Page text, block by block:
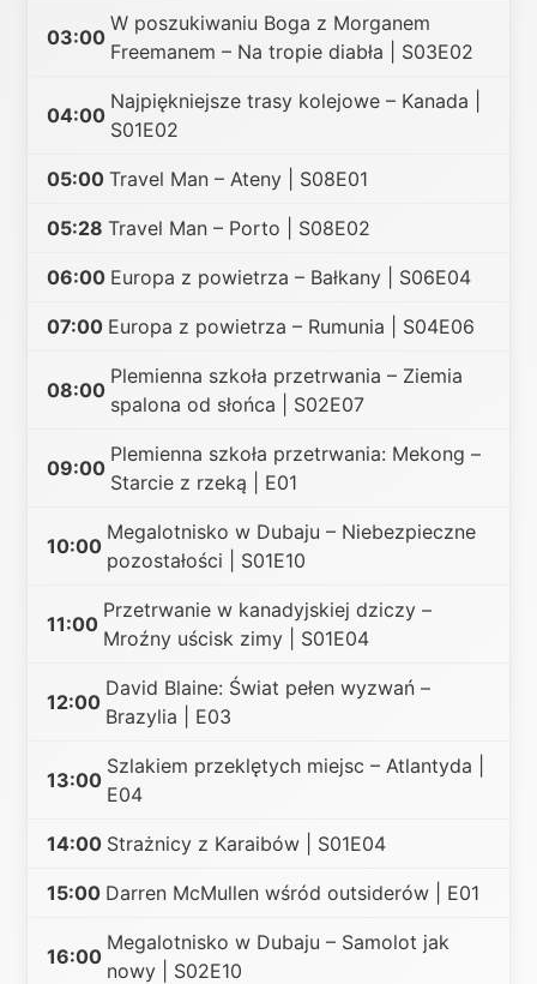
03:00
W poszukiwaniu Boga z Morganem
Freemanem – Na tropie diabła | S03E02
04:00
Najpiękniejsze trasy kolejowe – Kanada |
S01E02
05:00 Travel Man – Ateny | S08E01
05:28 Travel Man – Porto | S08E02
06:00 Europa z powietrza – Bałkany | S06E04
07:00 Europa z powietrza – Rumunia | S04E06
08:00
Plemienna szkoła przetrwania – Ziemia
spalona od słońca | S02E07
09:00
Plemienna szkoła przetrwania: Mekong –
Starcie z rzeką | E01
10:00
Megalotnisko w Dubaju – Niebezpieczne
pozostałości | S01E10
11:00
Przetrwanie w kanadyjskiej dziczy –
Mroźny uścisk zimy | S01E04
12:00
David Blaine: Świat pełen wyzwań –
Brazylia | E03
13:00
Szlakiem przeklętych miejsc – Atlantyda |
E04
14:00 Strażnicy z Karaibów | S01E04
15:00 Darren McMullen wśród outsiderów | E01
16:00
Megalotnisko w Dubaju – Samolot jak
nowy | S02E10